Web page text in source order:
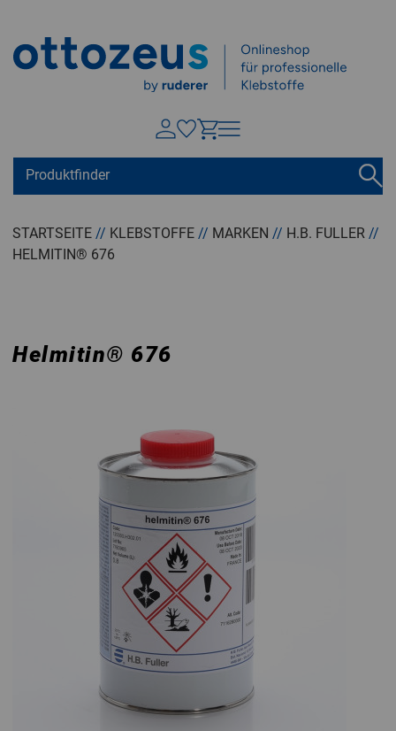
Springen zu
Tastaturkurzbefehle
Konto
STARTSEITE // KLEBSTOFFE // MARKEN // H.B. FULLER //
HELMITIN® 676
Helmitin® 676